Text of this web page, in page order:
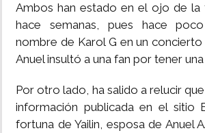
Ambos han estado en el ojo de la
hace semanas, pues hace
nombre de Karol G en un
Anuel insultó a una fan por tener
Por otro lado, ha salido a relucir
información publicada en el sitio
fortuna de Yailin, esposa de Anuel